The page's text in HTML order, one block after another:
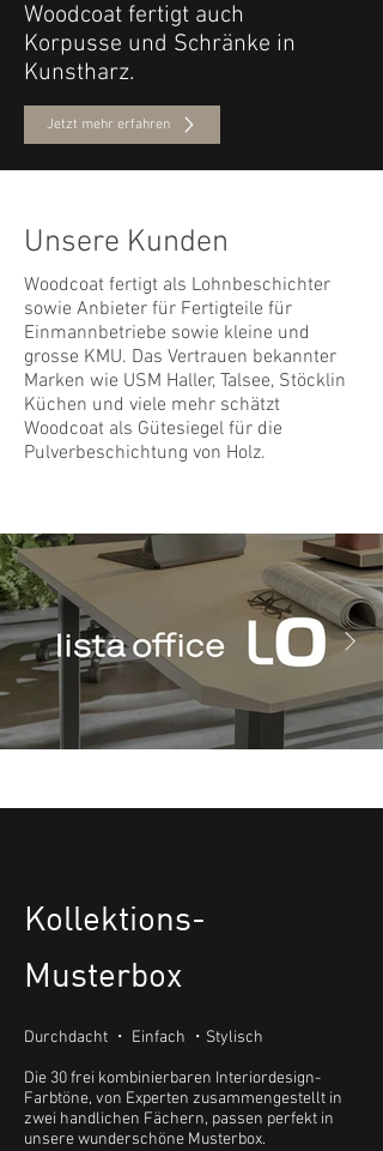
Woodcoat fertigt auch
Korpusse und Schränke in
Kunstharz.
Jetzt mehr erfahren
Unsere Kunden
Woodcoat fertigt als Lohnbeschichter
sowie Anbieter für Fertigteile für
Einmannbetriebe sowie kleine und
grosse KMU. Das Vertrauen bekannter
Marken wie USM Haller, Talsee, Stöcklin
Küchen und viele mehr schätzt
Woodcoat als Gütesiegel für die
Pulverbeschichtung von Holz.
Kollektions-
Musterbox
Durchdacht ・ Einfach ・Stylisch
Die 30 frei kombinierbaren Interiordesign-
Farbtöne, von Experten zusammengestellt in
zwei handlichen Fächern, passen perfekt in
unsere wunderschöne Musterbox.